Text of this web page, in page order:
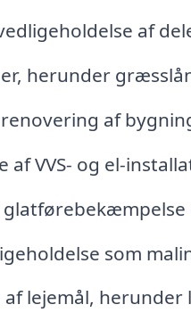
af
herunder
af
af VVS- og el-
som
lejemål,